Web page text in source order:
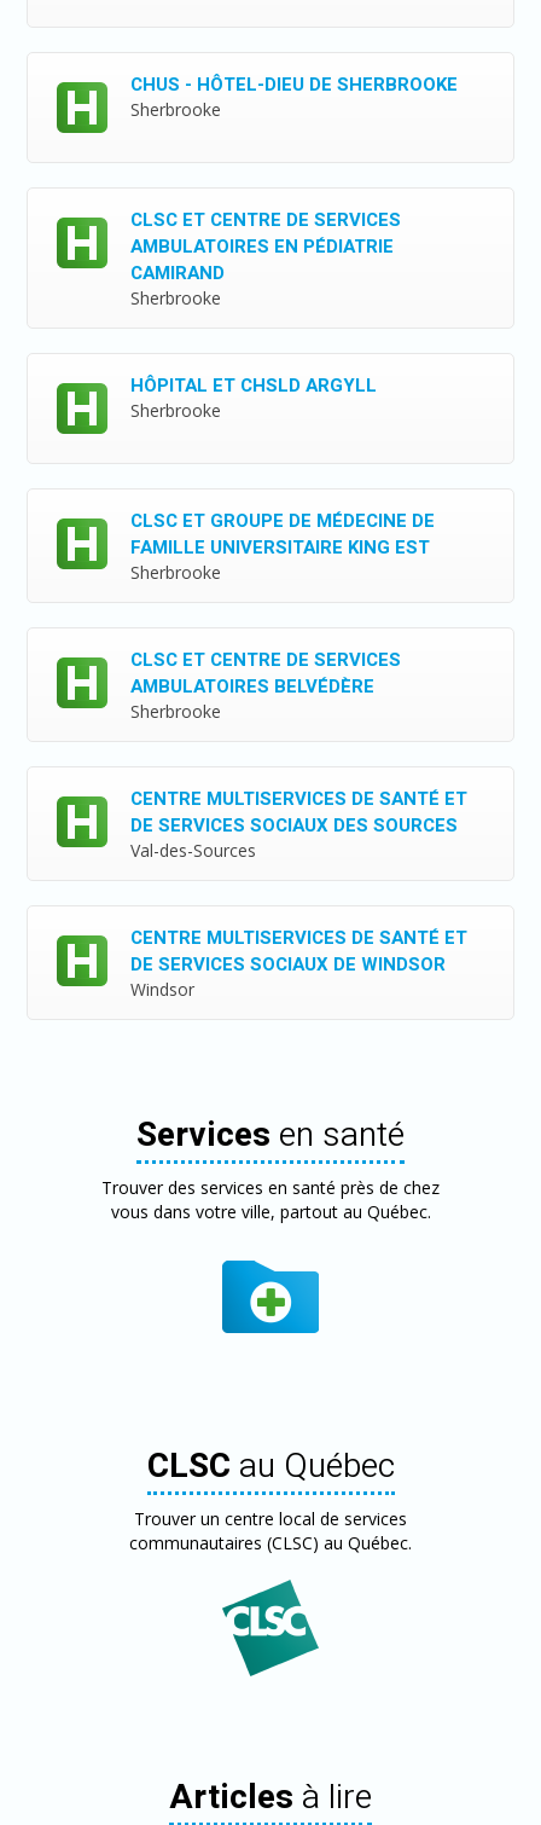
CHUS - HÔTEL-DIEU DE SHERBROOKE
Sherbrooke
CLSC ET CENTRE DE SERVICES
AMBULATOIRES EN PÉDIATRIE
CAMIRAND
Sherbrooke
HÔPITAL ET CHSLD ARGYLL
Sherbrooke
CLSC ET GROUPE DE MÉDECINE DE
FAMILLE UNIVERSITAIRE KING EST
Sherbrooke
CLSC ET CENTRE DE SERVICES
AMBULATOIRES BELVÉDÈRE
Sherbrooke
CENTRE MULTISERVICES DE SANTÉ ET
DE SERVICES SOCIAUX DES SOURCES
Val-des-Sources
CENTRE MULTISERVICES DE SANTÉ ET
DE SERVICES SOCIAUX DE WINDSOR
Windsor
Services en santé
Trouver des services en santé près de chez
vous dans votre ville, partout au Québec.
CLSC au Québec
Trouver un centre local de services
communautaires (CLSC) au Québec.
Articles à lire